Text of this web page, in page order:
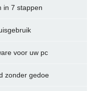
in 7 stappen
voor uw pc
zonder gedoe